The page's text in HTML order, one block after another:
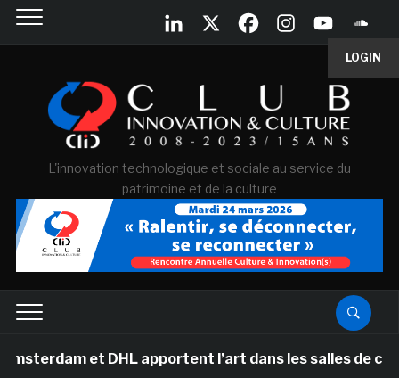
LOGIN
L'innovation technologique et sociale au service du
patrimoine et de la culture
et DHL apportent l’art dans les salles de classe